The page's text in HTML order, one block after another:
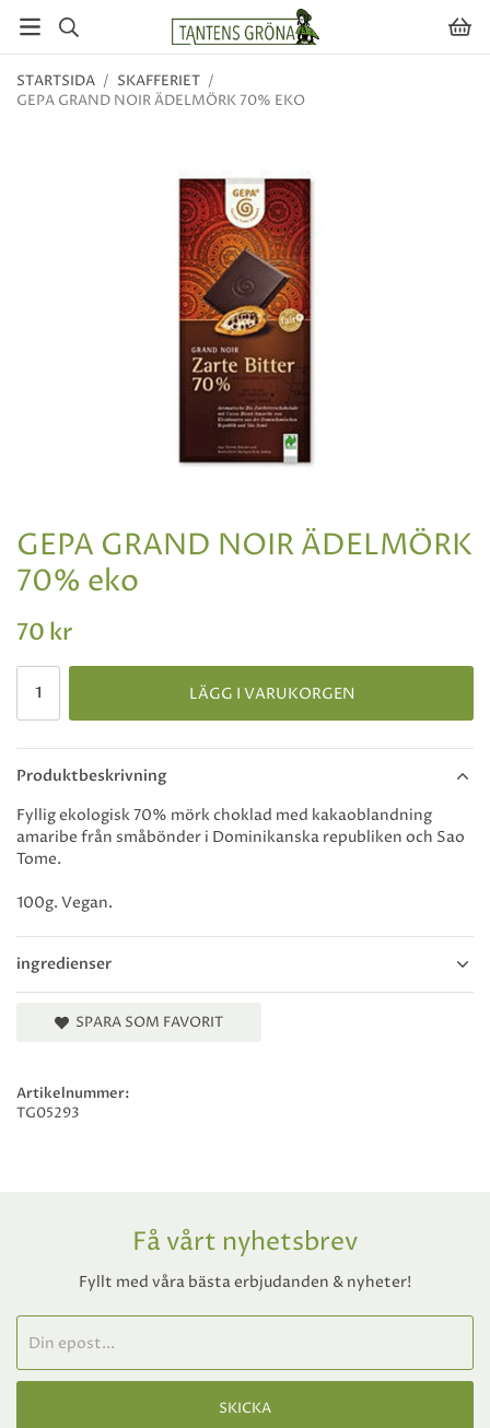
STARTSIDA / SKAFFERIET /
GEPA GRAND NOIR ÄDELMÖRK 70% EKO
GEPA GRAND NOIR ÄDELMÖRK
70% eko
70 kr
LÄGG I VARUKORGEN
Produktbeskrivning
ingredienser
Fyllig ekologisk 70% mörk choklad med kakaoblandning
amaribe från småbönder i Dominikanska republiken och Sao
Tome.
100g. Vegan.
SPARA SOM FAVORIT
Artikelnummer:
TG05293
Få vårt nyhetsbrev
Fyllt med våra bästa erbjudanden & nyheter!
SKICKA